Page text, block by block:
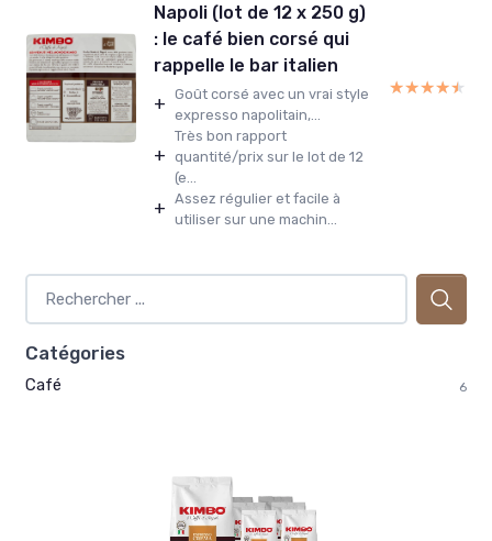
Napoli (lot de 12 x 250 g)
: le café bien corsé qui
rappelle le bar italien
+ Goût corsé avec un vrai style
expresso napolitain,...
+
Très bon rapport
quantité/prix sur le lot de 12
(e...
+ Assez régulier et facile à
utiliser sur une machin...
★★★★★
★★★★★
Catégories
Café 6